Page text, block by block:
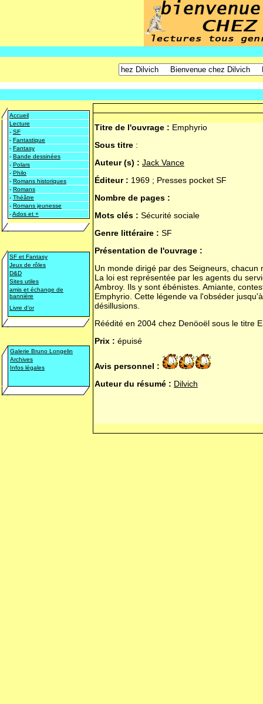
Accueil
Lecture
- SF
- Fantastique
- Fantasy
- Bande dessinées
- Polars
- Philo
- Romans historiques
- Romans
- Théâtre
- Romans jeunesse
-Ados et +
SF et Fantasy
Jeux de rôles
D&D
Sites utiles
amis et échange de
bannière
Livre d'or
Galerie Bruno Longelin
Archives
Infos légales
Titre de l'ouvrage : Emphyrio
Sous titre :
Auteur (s) : Jack Vance
Éditeur : 1969 ; Presses pocket SF
Nombre de pages :
Mots clés : Sécurité sociale
Genre littéraire : SF
Présentation de l'ouvrage :
Un monde dirigé par des Seigneurs, chacun
La loi est représentée par les agents du
Ambroy. Ils y sont ébénistes. Amiante,
Emphyrio. Cette légende va l'obséder
désillusions.
Réédité en 2004 chez Denöoël sous le titre
Prix : épuisé
Avis personnel :
Auteur du résumé : Dilvich